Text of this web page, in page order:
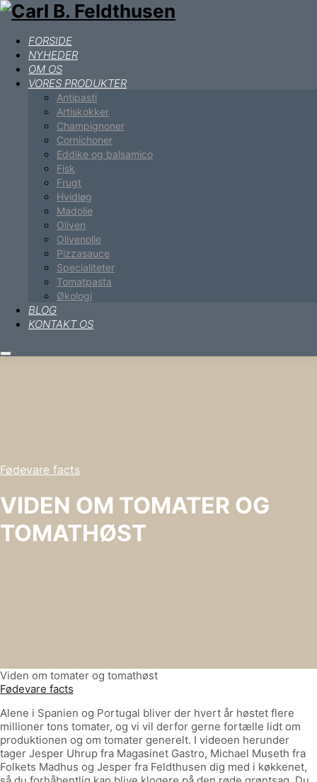
FORSIDE
NYHEDER
OM OS
VORES PRODUKTER
Antipasti
Artiskokker
Champignoner
Cornichoner
Eddike og balsamico
Fisk
Frugt
Hvidløg
Madolie
Oliven
Olivenolie
Pizzasauce
Specialiteter
Tomatpasta
Økologi
BLOG
KONTAKT OS
Hovedmenu
Fødevare facts
VIDEN OM TOMATER OG
TOMATHØST
Viden om tomater og tomathøst
Fødevare facts
Alene i Spanien og Portugal bliver der hvert år høstet flere
millioner tons tomater, og vi vil derfor gerne fortælle lidt om
produktionen og om tomater generelt. I videoen herunder
tager Jesper Uhrup fra Magasinet Gastro, Michael Museth fra
Folkets Madhus og Jesper fra Feldthusen dig med i køkkenet,